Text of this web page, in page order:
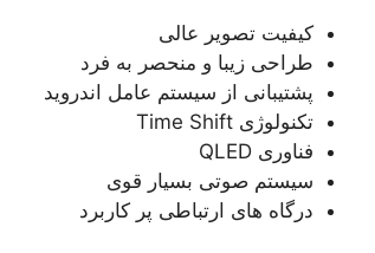
کیفیت تصویر عالی
طراحی زیبا و منحصر به فرد
پشتیبانی از سیستم عامل اندروید
تکنولوژی Time Shift
فناوری QLED
سیستم صوتی بسیار قوی
درگاه های ارتباطی‌ پر کاربرد